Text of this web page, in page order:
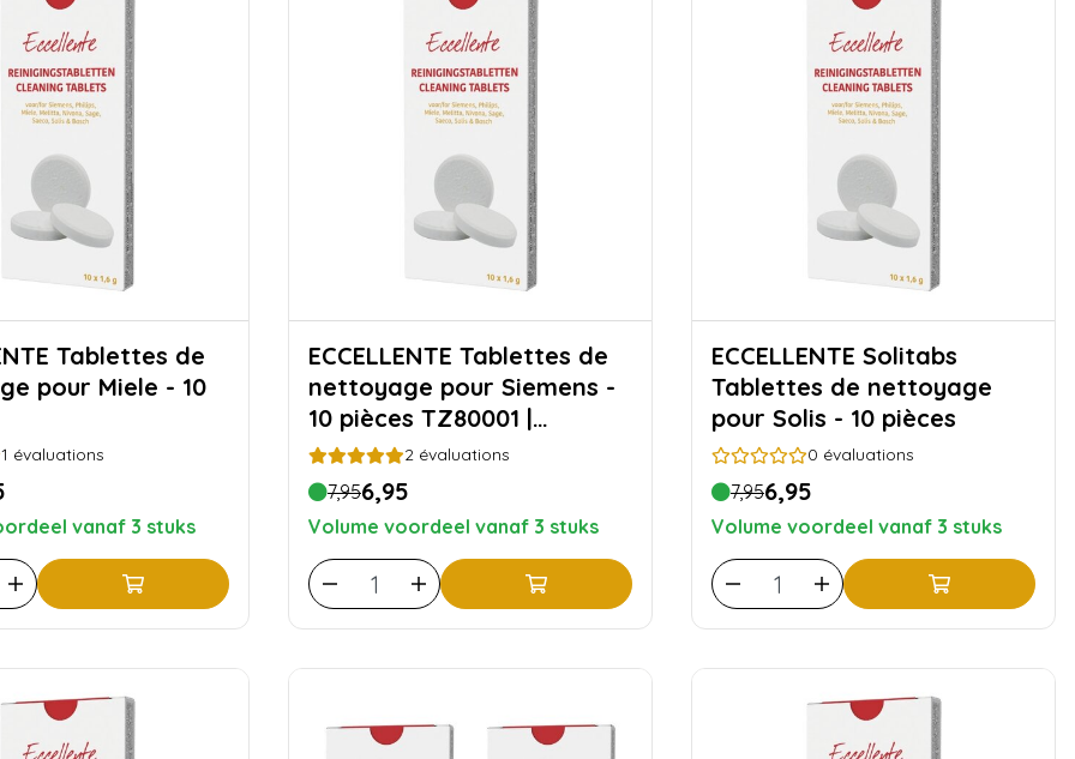
de
pour Miele - 10
1 évaluations
vanaf 3 stuks
ECCELLENTE Tablettes de
nettoyage pour Siemens -
10 pièces TZ80001 |
TZ600012 évaluations
7,956,95
Volume voordeel vanaf 3 stuks
ECCELLENTE Solitabs
Tablettes de nettoyage
pour Solis - 10 pièces
0 évaluations
7,956,95
Volume voordeel vanaf 3 stuks